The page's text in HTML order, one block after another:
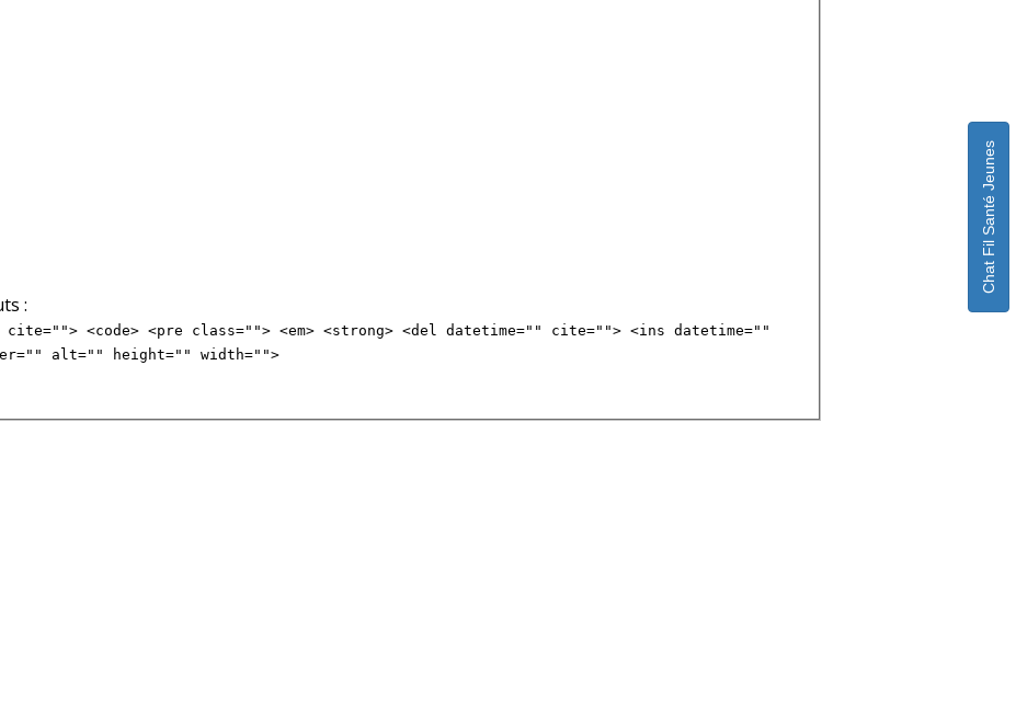
:
<code> <pre class=""> <em> <strong> <del datetime="" cite=""> <ins datetime=""
alt="" height="" width="">
Chat Fil Santé Jeunes